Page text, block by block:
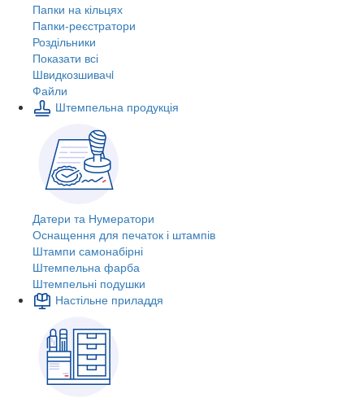
Папки на кільцях
Папки-реєстратори
Роздільники
Показати всі
Швидкозшивачi
Файли
Штемпельна продукція
Датери та Нумератори
Оснащення для печаток і штампів
Штампи самонабірні
Штемпельна фарба
Штемпельні подушки
Настільне приладдя